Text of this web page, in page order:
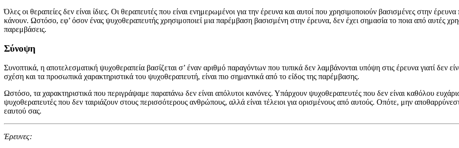
Όλες οι θεραπείες δεν είναι ίδιες. Οι θεραπευτές που είναι ενημερωμένοι για την έρευνα και αυτοί που χρησιμοποιούν βασισμένες στην
κάνουν. Ωστόσο, εφ’ όσον ένας ψυχοθεραπευτής χρησιμοποιεί μια παρέμβαση βασισμένη στην έρευνα, δεν έχει σημασία το ποια από αυτές
παρεμβάσεις.
Σύνοψη
Συνοπτικά, η αποτελεσματική ψυχοθεραπεία βασίζεται σ’ έναν αριθμό παραγόντων που τυπικά δεν λαμβάνονται υπόψη στις έρευνα γιατί δεν
σχέση και τα προσωπικά χαρακτηριστικά του ψυχοθεραπευτή, είναι πιο σημαντικά από το είδος της παρέμβασης.
Ωστόσο, τα χαρακτηριστικά που περιγράψαμε παραπάνω δεν είναι απόλυτοι κανόνες. Υπάρχουν ψυχοθεραπευτές που δεν είναι καθόλου
ψυχοθεραπευτές που δεν ταιριάζουν στους περισσότερους ανθρώπους, αλλά είναι τέλειοι για ορισμένους από αυτούς. Οπότε, μην
εαυτού σας.
Έρευνες: